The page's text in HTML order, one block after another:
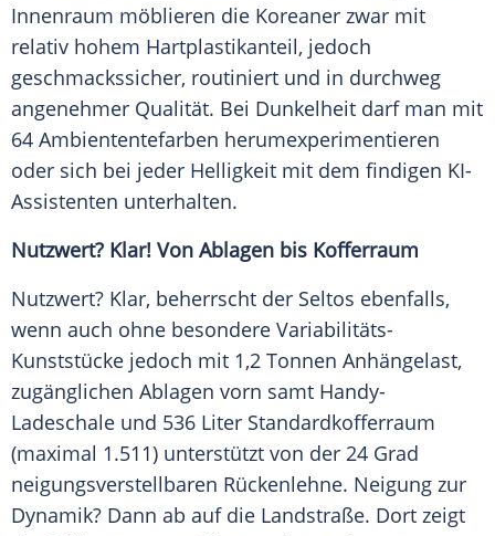
Innenraum möblieren die Koreaner zwar mit
relativ hohem Hartplastikanteil, jedoch
geschmackssicher, routiniert und in durchweg
angenehmer Qualität. Bei Dunkelheit darf man mit
64 Ambiententefarben herumexperimentieren
oder sich bei jeder Helligkeit mit dem findigen KI-
Assistenten unterhalten.
Nutzwert? Klar! Von Ablagen bis Kofferraum
Nutzwert? Klar, beherrscht der Seltos ebenfalls,
wenn auch ohne besondere Variabilitäts-
Kunststücke jedoch mit 1,2 Tonnen Anhängelast,
zugänglichen Ablagen vorn samt Handy-
Ladeschale und 536 Liter Standardkofferraum
(maximal 1.511) unterstützt von der 24 Grad
neigungsverstellbaren Rückenlehne. Neigung zur
Dynamik? Dann ab auf die Landstraße. Dort zeigt